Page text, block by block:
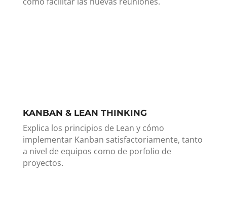
KANBAN & LEAN THINKING
Explica los principios de Lean y cómo
implementar Kanban satisfactoriamente, tanto
a nivel de equipos como de porfolio de
proyectos.